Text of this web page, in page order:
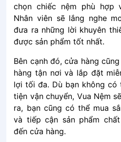
chọn chiếc nệm phù hợp
Nhân viên sẽ lắng nghe
đưa ra những lời khuyên
được sản phẩm tốt nhất.
Bên cạnh đó, cửa hàng
hàng tận nơi và lắp đặt
lợi tối đa. Dù bạn không có
tiện vận chuyển, Vua Nệm
ra, bạn cũng có thể mua
và tiếp cận sản phẩm
đến cửa hàng.